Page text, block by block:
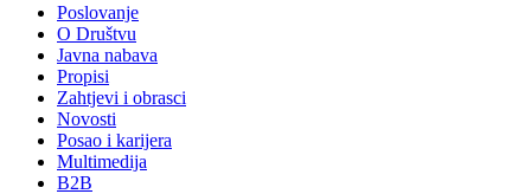
Poslovanje
O Društvu
Javna nabava
Propisi
Zahtjevi i obrasci
Novosti
Posao i karijera
Multimedija
B2B